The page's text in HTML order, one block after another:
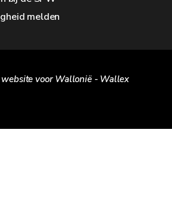
melden
website voor Wallonië - Wallex